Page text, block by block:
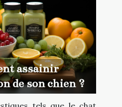
assainir
de son chien ?